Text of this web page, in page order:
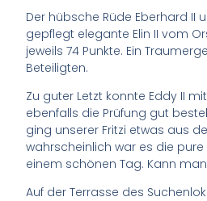
Der hübsche Rüde Eberhard II
gepflegt elegante Elin II vom
jeweils 74 Punkte. Ein
Beteiligten.
Zu guter Letzt konnte Eddy II
ebenfalls die Prüfung gut
ging unserer Fritzi etwas aus
wahrscheinlich war es die
einem schönen Tag. Kann
Auf der Terrasse des